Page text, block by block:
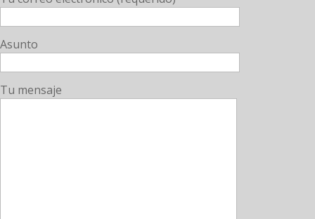
Asunto
Tu mensaje